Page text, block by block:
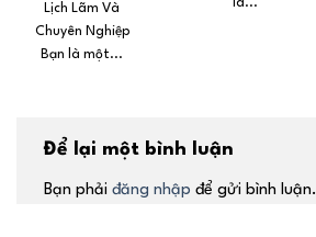
Lịch Lãm Và
Chuyên Nghiệp
Bạn là một...
là...
Để lại một bình luận
Bạn phải đăng nhập để gửi bình luận.